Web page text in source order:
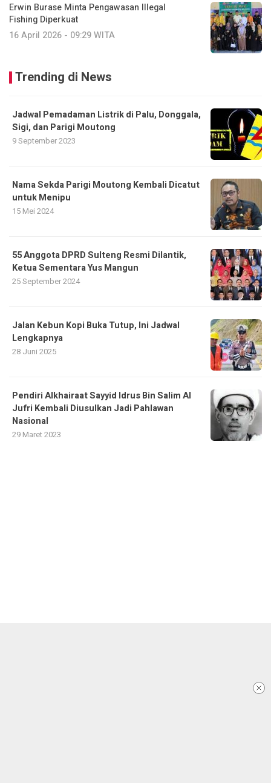
Erwin Burase Minta Pengawasan Illegal
Fishing Diperkuat
16 April 2026 - 09:29 WITA
Trending di News
Jadwal Pemadaman Listrik di Palu, Donggala,
Sigi, dan Parigi Moutong
9 September 2023
Nama Sekda Parigi Moutong Kembali Dicatut
untuk Menipu
15 Mei 2024
55 Anggota DPRD Sulteng Resmi Dilantik,
Ketua Sementara Yus Mangun
25 September 2024
Jalan Kebun Kopi Buka Tutup, Ini Jadwal
Lengkapnya
28 Juni 2025
Pendiri Alkhairaat Sayyid Idrus Bin Salim Al
Jufri Kembali Diusulkan Jadi Pahlawan
Nasional
29 Maret 2023